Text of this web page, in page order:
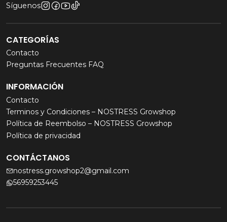
Síguenos
CATEGORÍAS
Contacto
Preguntas Frecuentes FAQ
INFORMACIÓN
Contacto
Terminos y Condiciones – NOSTRESS Growshop
Política de Reembolso – NOSTRESS Growshop
Política de privacidad
CONTÁCTANOS
nostress.growshop2@gmail.com
56959253445